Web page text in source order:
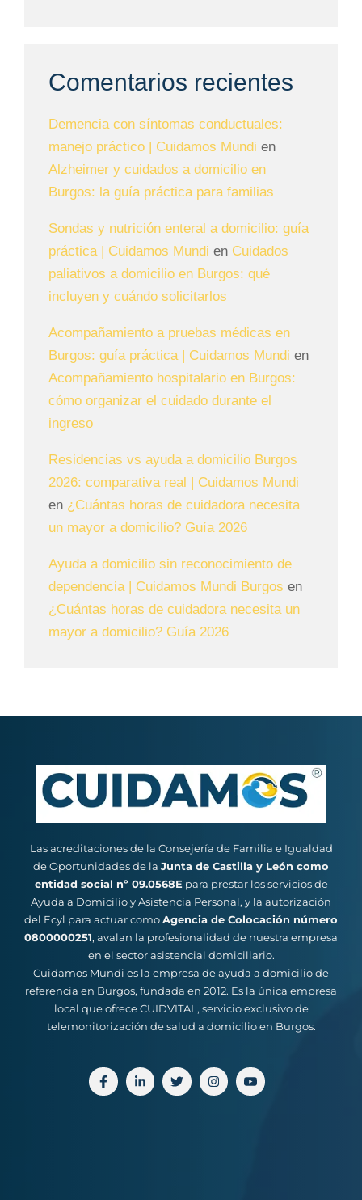
Comentarios recientes
Demencia con síntomas conductuales:
manejo práctico | Cuidamos Mundi en
Alzheimer y cuidados a domicilio en
Burgos: la guía práctica para familias
Sondas y nutrición enteral a domicilio: guía
práctica | Cuidamos Mundi en Cuidados
paliativos a domicilio en Burgos: qué
incluyen y cuándo solicitarlos
Acompañamiento a pruebas médicas en
Burgos: guía práctica | Cuidamos Mundi en
Acompañamiento hospitalario en Burgos:
cómo organizar el cuidado durante el
ingreso
Residencias vs ayuda a domicilio Burgos
2026: comparativa real | Cuidamos Mundi
en ¿Cuántas horas de cuidadora necesita
un mayor a domicilio? Guía 2026
Ayuda a domicilio sin reconocimiento de
dependencia | Cuidamos Mundi Burgos en
¿Cuántas horas de cuidadora necesita un
mayor a domicilio? Guía 2026
Las acreditaciones de la Consejería de Familia e Igualdad
de Oportunidades de la Junta de Castilla y León como
entidad social nº 09.0568E para prestar los servicios de
Ayuda a Domicilio y Asistencia Personal, y la autorización
del Ecyl para actuar comoAgencia de Colocación número
0800000251, avalan la profesionalidad de nuestra empresa
en el sector asistencial domiciliario.
Cuidamos Mundi es la empresa de ayuda a domicilio de
referencia en Burgos, fundada en 2012. Es la única empresa
local que ofrece CUIDVITAL, servicio exclusivo de
telemonitorización de salud a domicilio en Burgos.